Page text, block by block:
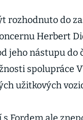
rozhodnuto do
Herbert
jeho nástupu do
spolupráce
užitkových